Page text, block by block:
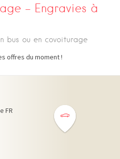
– Engravies à
bus ou en covoiturage
offres du moment !
FR